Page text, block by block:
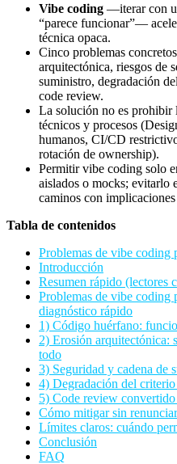
Vibe coding —iterar con
“parece funcionar”—
técnica opaca.
Cinco problemas
arquitectónica, riesgos de
suministro, degradación
code review.
La solución no es prohibir
técnicos y procesos
humanos, CI/CD
rotación de ownership).
Permitir vibe coding solo
aislados o mocks; evitarlo
caminos con
Tabla de contenidos
Problemas de vibe coding
Introducción
Resumen rápido (lectores
Problemas de vibe coding
diagnóstico rápido
1) Código huérfano:
2) Erosión arquitectónica:
todo
3) Seguridad y cadena de
4) Degradación del
5) Code review
Cómo mitigar sin
Límites claros: cuándo
Conclusión
FAQ